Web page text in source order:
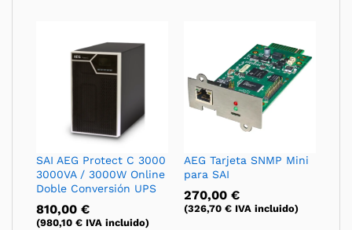
SAI AEG Protect C 3000
3000VA / 3000W Online
Doble Conversión UPS
810,00 €
(980,10 € IVA incluido)
AEG Tarjeta SNMP Mini
para SAI
270,00 €
(326,70 € IVA incluido)